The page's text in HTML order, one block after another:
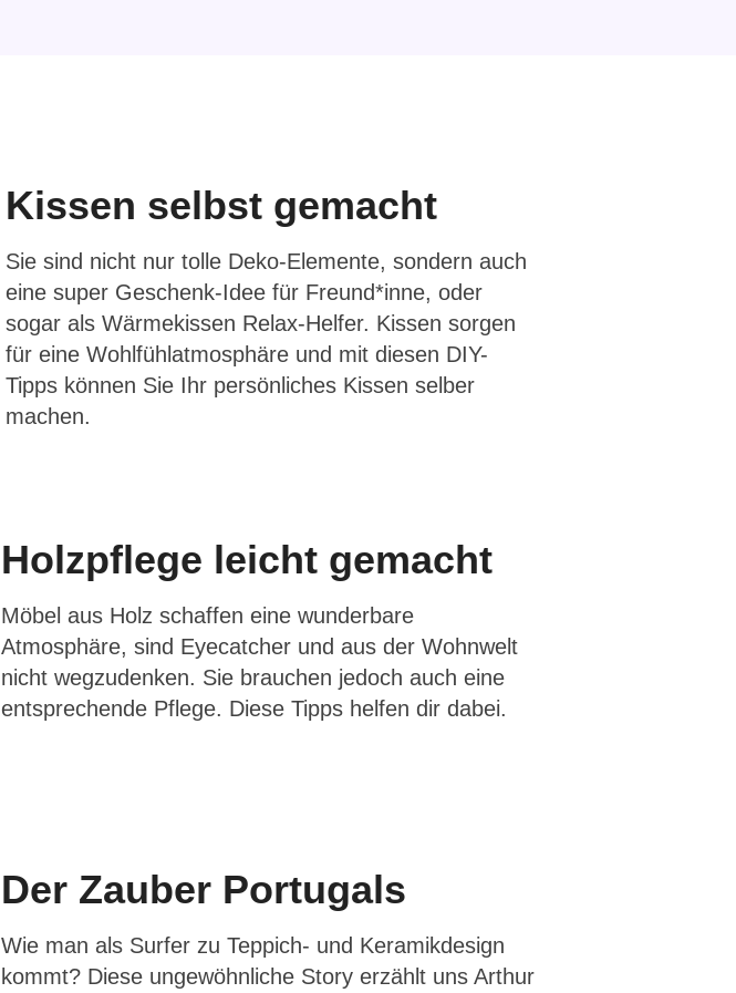
Kissen selbst gemacht
Sie sind nicht nur tolle Deko-Elemente, sondern auch
eine super Geschenk-Idee für Freund*inne, oder
sogar als Wärmekissen Relax-Helfer. Kissen sorgen
für eine Wohlfühlatmosphäre und mit diesen DIY-
Tipps können Sie Ihr persönliches Kissen selber
machen.
Holzpflege leicht gemacht
Möbel aus Holz schaffen eine wunderbare
Atmosphäre, sind Eyecatcher und aus der Wohnwelt
nicht wegzudenken. Sie brauchen jedoch auch eine
entsprechende Pflege. Diese Tipps helfen dir dabei.
Der Zauber Portugals
Wie man als Surfer zu Teppich- und Keramikdesign
kommt? Diese ungewöhnliche Story erzählt uns Arthur